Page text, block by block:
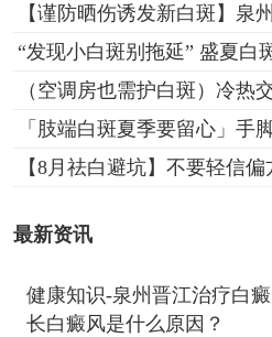
【谨防晒伤诱发新白斑】泉
“发现小白斑别拖延” 盛夏白
（空调房也需护白斑）冷热
「肢端白斑夏季要留心」手
【8月祛白避坑】不要轻信
最新资讯
健康知识-泉州晋江治疗白
长白癜风是什么原因？